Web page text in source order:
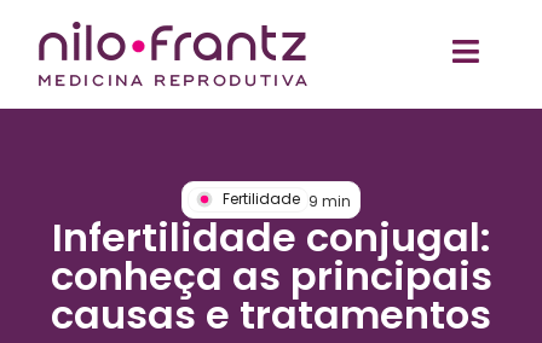
Fertilidade 9 min
Infertilidade conjugal:
conheça as principais
causas e tratamentos